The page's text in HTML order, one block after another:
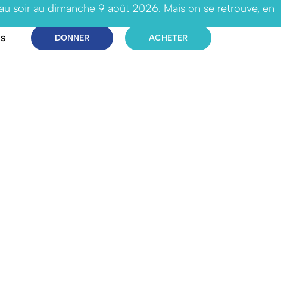
soir au dimanche 9 août 2026. Mais on se retrouve, en
DONNER ACHETER